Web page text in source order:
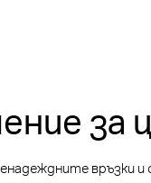
за
връзки и